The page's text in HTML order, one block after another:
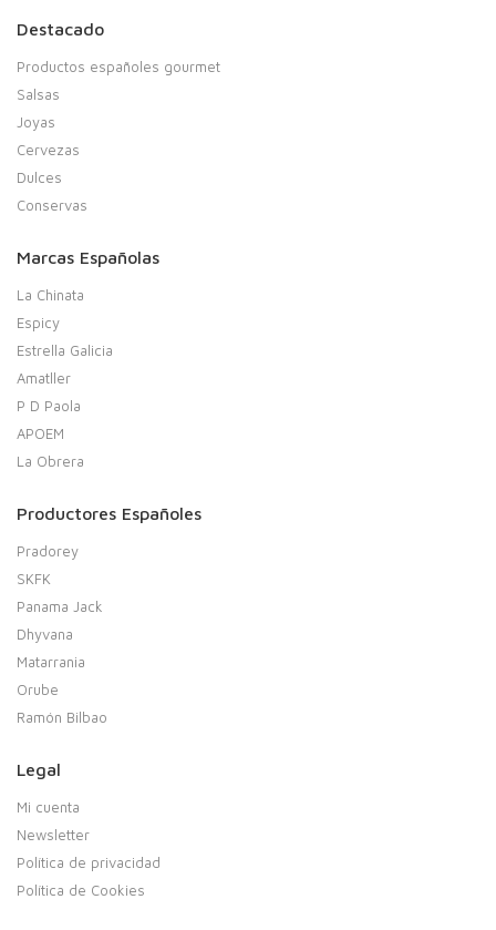
Destacado
Productos españoles gourmet
Salsas
Joyas
Cervezas
Dulces
Conservas
Marcas Españolas
La Chinata
Espicy
Estrella Galicia
Amatller
P D Paola
APOEM
La Obrera
Productores Españoles
Pradorey
SKFK
Panama Jack
Dhyvana
Matarrania
Orube
Ramón Bilbao
Legal
Mi cuenta
Newsletter
Política de privacidad
Política de Cookies